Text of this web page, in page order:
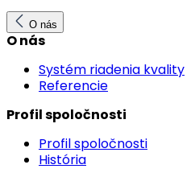
O nás
O nás
Systém riadenia kvality
Referencie
Profil spoločnosti
Profil spoločnosti
História